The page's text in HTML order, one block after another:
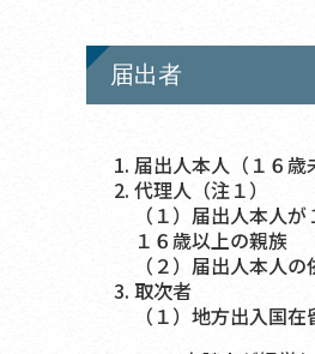
届出者
届出人本人（１６歳
代理人（注１）
（１）届出人本人
１６歳以上の親族
（２）届出人本人
取次者
（１）地方出入国